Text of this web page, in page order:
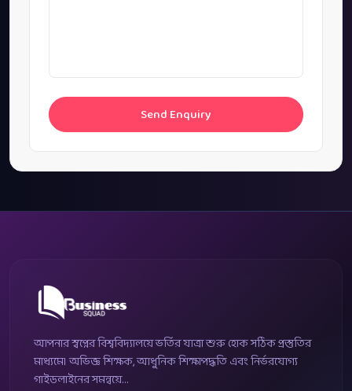
Send Enquiry
আপনার স্বপ্নের বিশ্ববিদ্যালয়ে ভর্তির যাত্রা শুরু হোক সঠিক প্রস্তুতির
মাধ্যমে। অভিজ্ঞ শিক্ষক, আধুনিক শিক্ষাপদ্ধতি এবং নির্ভরযোগ্য
গাইডলাইনের সমন্বয়ে...